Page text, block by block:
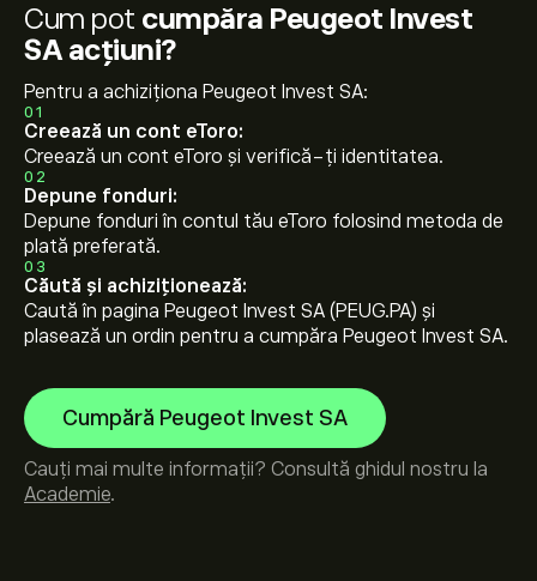
Cum pot cumpăra Peugeot Invest
SA acțiuni?
Pentru a achiziționa Peugeot Invest SA:
01
Creează un cont eToro:
Creează un cont eToro și verifică-ți identitatea.
02
Depune fonduri:
Depune fonduri în contul tău eToro folosind metoda de
plată preferată.
03
Căută și achiziționează:
Caută în pagina Peugeot Invest SA (PEUG.PA) și
plasează un ordin pentru a cumpăra Peugeot Invest SA.
Cumpără Peugeot Invest SA
Cauți mai multe informații? Consultă ghidul nostru la
Academie.